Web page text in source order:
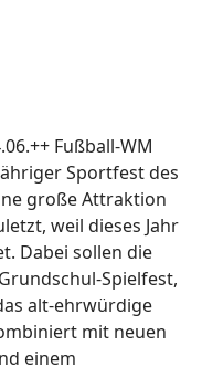
Fußball-WM
Sportfest des
große Attraktion
weil dieses Jahr
Dabei sollen die
Spielfest,
alt-ehrwürdige
mit neuen
einem